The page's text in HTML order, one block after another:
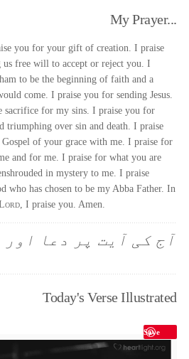
My Prayer...
you for your gift of creation. I praise
free will to accept or reject you. I
to be the beginning of faith and a
come. I praise you for sending Jesus.
sacrifice for my sins. I praise you for
triumphing over sin and death. I praise
of your grace with me. I praise for
and for me. I praise for what you are
in mystery to me. I praise
who has chosen to be my Abba Father. In
, I praise you. Amen.
آج کی آیت پر دعا اور
Today's Verse Illustrated
Save